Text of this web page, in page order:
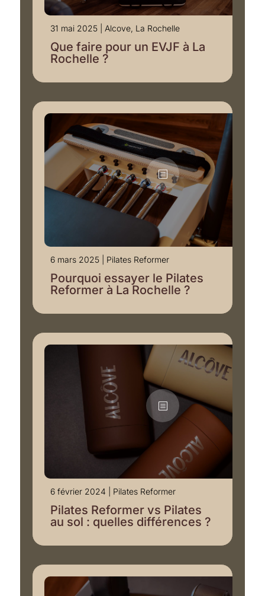
31 mai 2025| Alcove, La Rochelle
Que faire pour un EVJF à La
Rochelle ?
6 mars 2025| Pilates Reformer
Pourquoi essayer le Pilates
Reformer à La Rochelle ?
6 février 2024 Pilates Reformer
Pilates Reformer vs Pilates
au sol : quelles différences ?